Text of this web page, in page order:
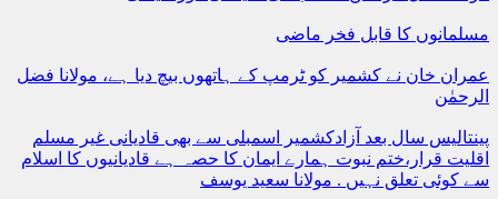
مسلمانوں کا قابل فخر ماضی
عمران خان نے کشمیر کو ٹرمپ کے ہاتھوں بیچ دیا ہے، مولانا فضل
الرحمٰن
پینتالیس سال بعد آزادکشمیر اسمبلی سے بھی قادیانی غیر مسلم
اقلیت قرار،ختم نبوت ہمارے ایمان کا حصہ ہے قادیانیوں کا اسلام
سے کوئی تعلق نہیں . مولانا سعید یوسف